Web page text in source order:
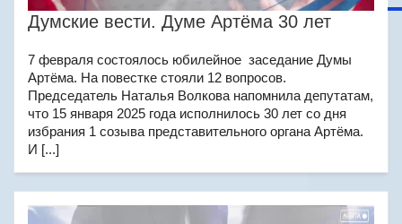
Думские вести. Думе Артёма 30 лет
7 февраля состоялось юбилейное заседание Думы
Артёма. На повестке стояли 12 вопросов.
Председатель Наталья Волкова напомнила депутатам,
что 15 января 2025 года исполнилось 30 лет со дня
избрания 1 созыва представительного органа Артёма.
И [...]